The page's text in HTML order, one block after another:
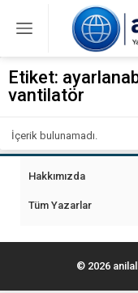
Etiket:
vantilatör
İçerik bulunamadı.
Hakkımızda
Tüm Yazarlar
© 2026